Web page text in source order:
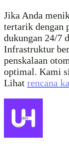
Jika Anda
tertarik dengan
dukungan 24/7
Infrastruktur
penskalaan
optimal. Kami
Lihat rencana